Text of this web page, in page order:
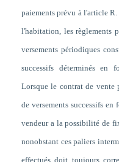
paiements prévu à l'article
l'habitation, les règlements
versements périodiques
successifs déterminés en
Lorsque le contrat de vente
de versements successifs
vendeur a la possibilité de
nonobstant ces paliers
effectués doit toujours